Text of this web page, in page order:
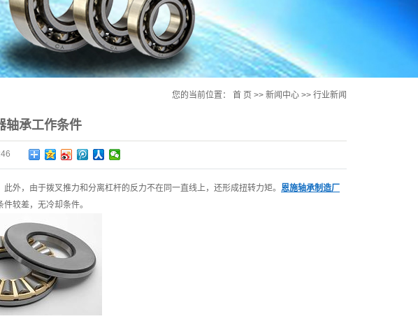
您的当前位置： 首 页 >> 新闻中心 >> 行业新闻
轴承工作条件
外，由于拨叉推力和分离杠杆的反力不在同一直线上，还形成扭转力矩。 恩施轴承制造厂
较差，无冷却条件。